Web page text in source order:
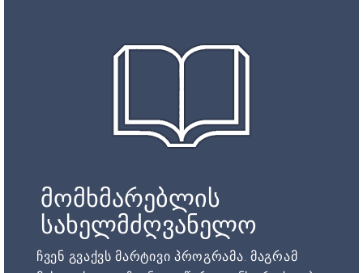
მომხმარებლის
სახელმძღვანელო
ჩვენ გვაქვს მარტივი პროგრამა. მაგრამ